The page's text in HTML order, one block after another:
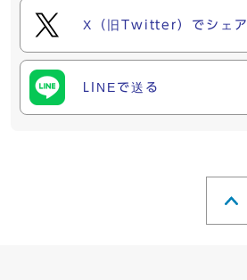
X（旧Twitter）でシェア
LINEで送る